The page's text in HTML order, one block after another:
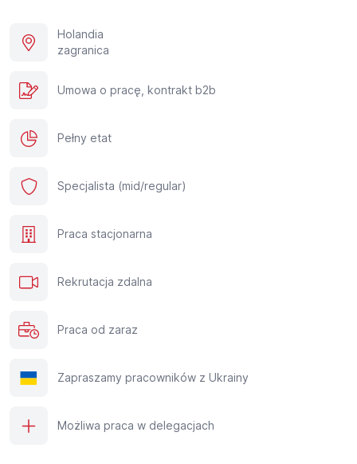
Holandia
zagranica
Umowa o pracę, kontrakt b2b
Pełny etat
Specjalista (mid/regular)
Praca stacjonarna
Rekrutacja zdalna
Praca od zaraz
Zapraszamy pracowników z Ukrainy
Możliwa praca w delegacjach